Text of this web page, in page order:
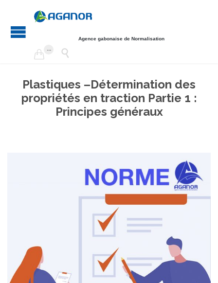
Agence gabonaise de Normalisation

... 
Plastiques –Détermination des
propriétés en traction Partie 1 :
Principes généraux